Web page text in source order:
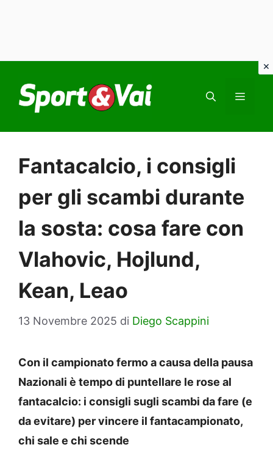
contenuto
Fantacalcio, i consigli
per gli scambi durante
la sosta: cosa fare con
Vlahovic, Hojlund,
Kean, Leao
13 Novembre 2025 di Diego Scappini
Con il campionato fermo a causa della pausa
Nazionali è tempo di puntellare le rose al
fantacalcio: i consigli sugli scambi da fare (e
da evitare) per vincere il fantacampionato,
chi sale e chi scende